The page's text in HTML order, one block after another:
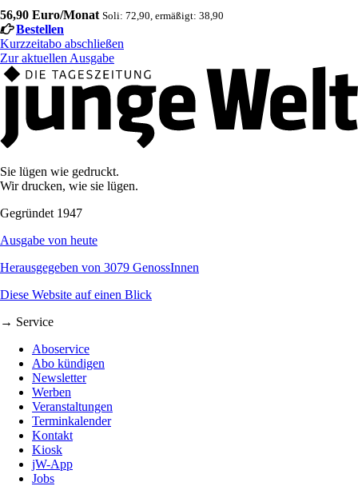
56,90 Euro/Monat Soli: 72,90, ermäßigt: 38,90
Bestellen
Kurzzeitabo abschließen
Zur aktuellen Ausgabe
Sie lügen wie gedruckt.
Wir drucken, wie sie lügen.
Gegründet 1947
Ausgabe von heute
Herausgegeben von 3079 GenossInnen
Diese Website auf einen Blick
→ Service
Aboservice
Abo kündigen
Newsletter
Werben
Veranstaltungen
Terminkalender
Kontakt
Kiosk
jW-App
Jobs